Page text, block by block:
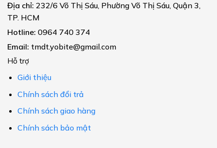
Địa chỉ: 232/6 Võ Thị Sáu, Phường Võ Thị Sáu, Quận 3,
TP. HCM
Hotline: 0964 740 374
Email: tmdt.yobite@gmail.com
Hỗ trợ
Giới thiệu
Chính sách đổi trả
Chính sách giao hàng
Chính sách bảo mật